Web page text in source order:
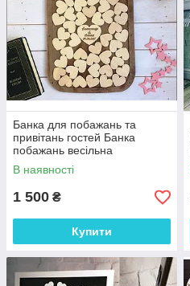
Банка для побажань та
привітань гостей Банка
побажань весільна
В наявності
1 500 ₴
Купити